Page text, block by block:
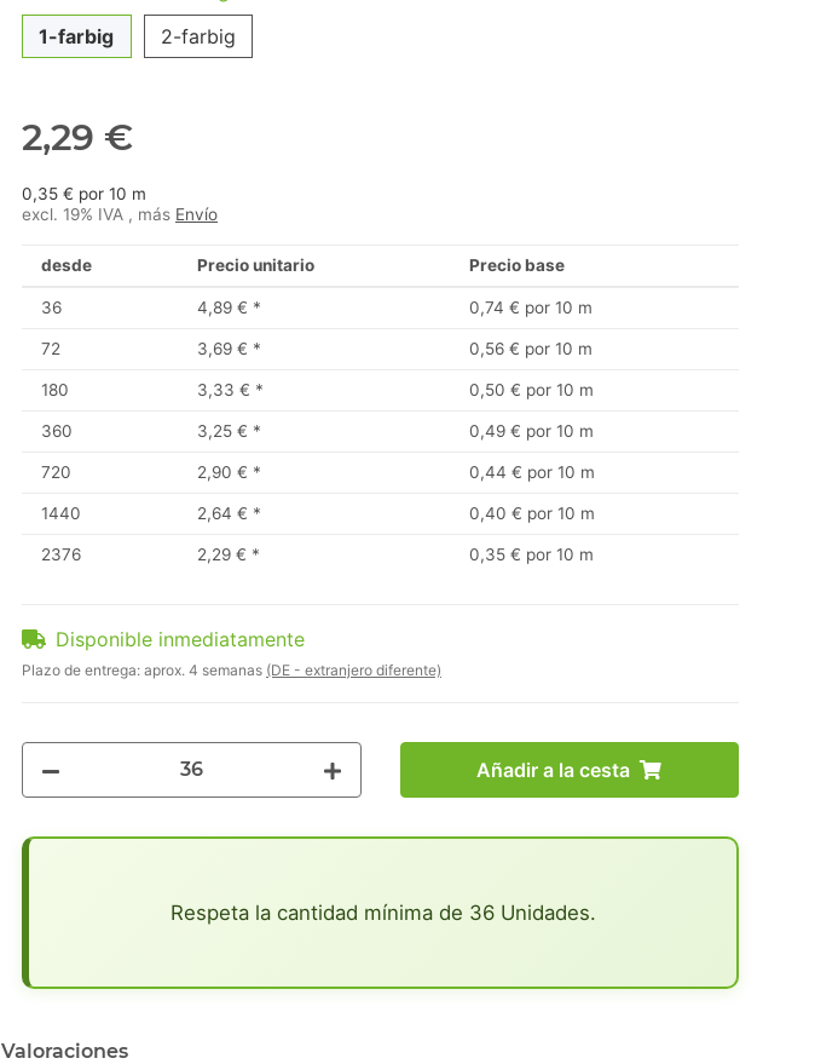
1-farbig
2-farbig
2,29 €
0,35 € por 10 m
excl. 19% IVA , más Envío
desde Precio unitario Precio base
36 4,89 € * 0,74 € por 10 m
72 3,69 € * 0,56 € por 10 m
180 3,33 € * 0,50 € por 10 m
360 3,25 € * 0,49 € por 10 m
720 2,90 € * 0,44 € por 10 m
1440 2,64 € * 0,40 € por 10 m
2376 2,29 € * 0,35 € por 10 m
Disponible inmediatamente
Plazo de entrega: aprox. 4 semanas (DE - extranjero diferente)
Añadir a la cesta
Respeta la cantidad mínima de 36 Unidades.
Valoraciones